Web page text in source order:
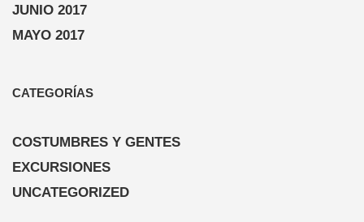
JUNIO 2017
MAYO 2017
CATEGORÍAS
COSTUMBRES Y GENTES
EXCURSIONES
UNCATEGORIZED